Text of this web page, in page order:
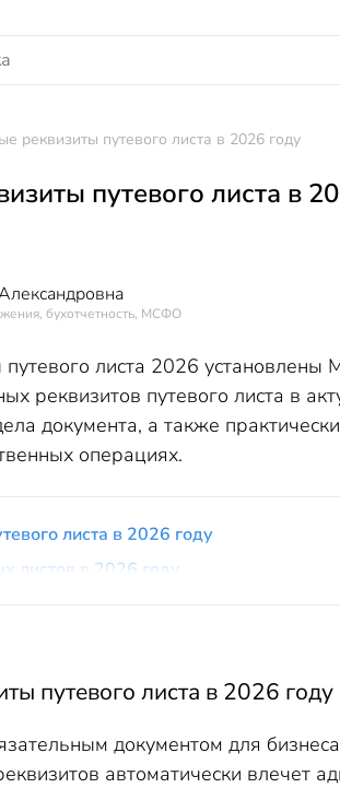
реквизиты путевого листа в 2026 году
путевого листа в
бухотчетность, МСФО
листа 2026
реквизитов путевого листа в
документа, а также
операциях.
листа в 2026 году
листов в 2026 году
путевого листа в 2026 году
документом для
автоматически влечет